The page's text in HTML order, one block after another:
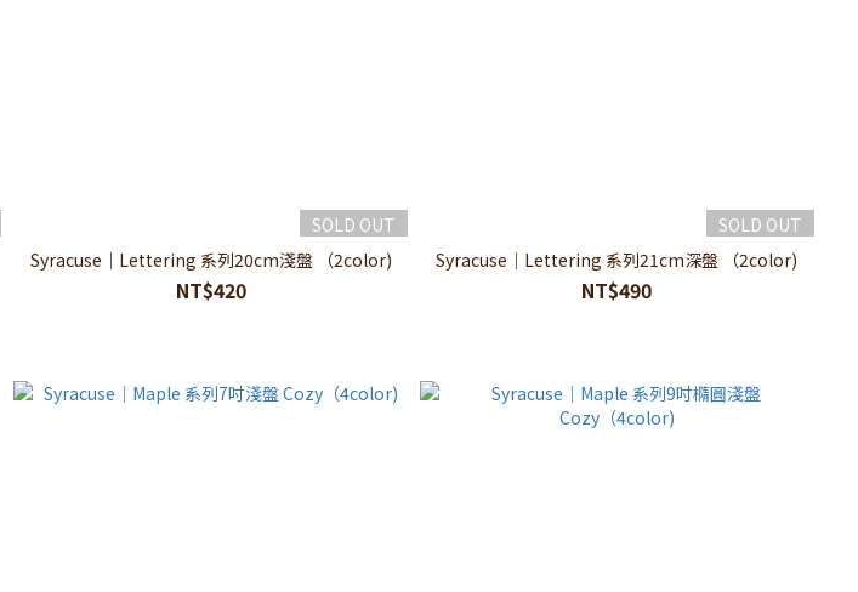
SOLD OUT
Syracuse｜Lettering 系列20cm淺盤 （2color)
NT$420
SOLD OUT
Syracuse｜Lettering 系列21cm深盤 （2color)
NT$490